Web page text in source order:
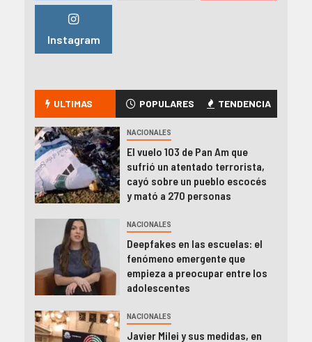
Instagram
ULTIMAS POPULARES TENDENCIA
NACIONALES
El vuelo 103 de Pan Am que
sufrió un atentado terrorista,
cayó sobre un pueblo escocés
y mató a 270 personas
NACIONALES
Deepfakes en las escuelas: el
fenómeno emergente que
empieza a preocupar entre los
adolescentes
NACIONALES
Javier Milei y sus medidas, en